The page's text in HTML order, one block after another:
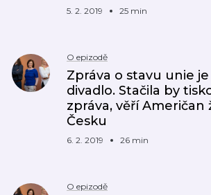
5. 2. 2019 25 min
O epizodě
Zpráva o stavu unie
divadlo. Stačila by
zpráva, věří Američan
Česku
6. 2. 2019 26 min
O epizodě